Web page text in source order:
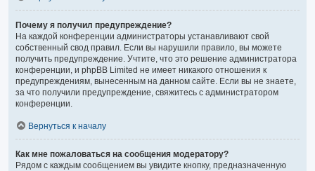
Почему я получил предупреждение?
На каждой конференции администраторы устанавливают свой
собственный свод правил. Если вы нарушили правило, вы можете
получить предупреждение. Учтите, что это решение администратора
конференции, и phpBB Limited не имеет никакого отношения к
предупреждениям, вынесенным на данном сайте. Если вы не знаете,
за что получили предупреждение, свяжитесь с администратором
конференции.
Вернуться к началу
Как мне пожаловаться на сообщения модератору?
Рядом с каждым сообщением вы увидите кнопку, предназначенную